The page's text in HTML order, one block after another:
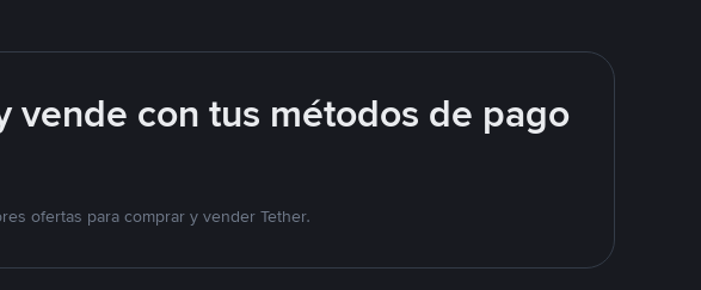
vende con tus métodos de pago
ofertas para comprar y vender Tether.